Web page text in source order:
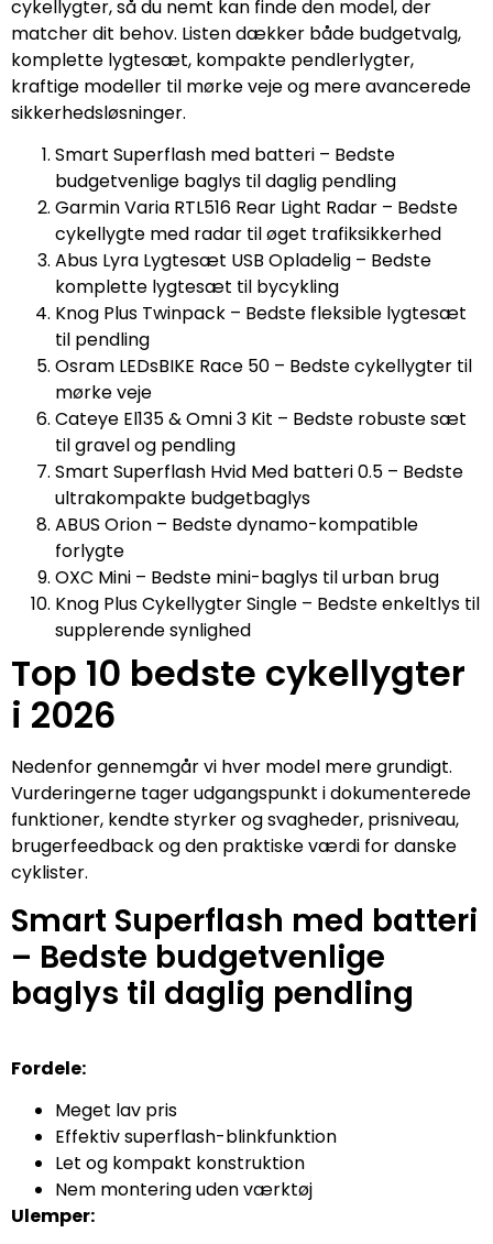
cykellygter, så du nemt kan finde den model, der
matcher dit behov. Listen dækker både budgetvalg,
komplette lygtesæt, kompakte pendlerlygter,
kraftige modeller til mørke veje og mere avancerede
sikkerhedsløsninger.
Smart Superflash med batteri – Bedste
budgetvenlige baglys til daglig pendling
Garmin Varia RTL516 Rear Light Radar – Bedste
cykellygte med radar til øget trafiksikkerhed
Abus Lyra Lygtesæt USB Opladelig – Bedste
komplette lygtesæt til bycykling
Knog Plus Twinpack – Bedste fleksible lygtesæt
til pendling
Osram LEDsBIKE Race 50 – Bedste cykellygter til
mørke veje
Cateye El135 & Omni 3 Kit – Bedste robuste sæt
til gravel og pendling
Smart Superflash Hvid Med batteri 0.5 – Bedste
ultrakompakte budgetbaglys
ABUS Orion – Bedste dynamo-kompatible
forlygte
OXC Mini – Bedste mini-baglys til urban brug
Knog Plus Cykellygter Single – Bedste enkeltlys til
supplerende synlighed
Top 10 bedste cykellygter
i 2026
Nedenfor gennemgår vi hver model mere grundigt.
Vurderingerne tager udgangspunkt i dokumenterede
funktioner, kendte styrker og svagheder, prisniveau,
brugerfeedback og den praktiske værdi for danske
cyklister.
Smart Superflash med batteri
– Bedste budgetvenlige
baglys til daglig pendling
Fordele:
Meget lav pris
Effektiv superflash-blinkfunktion
Let og kompakt konstruktion
Nem montering uden værktøj
Ulemper: